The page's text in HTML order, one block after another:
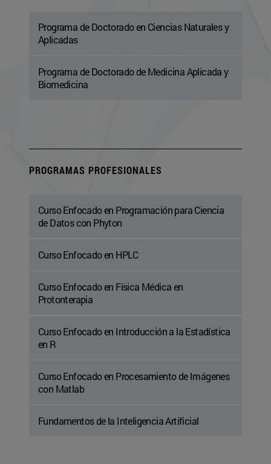
Programa de Doctorado en Ciencias Naturales y
Aplicadas
Programa de Doctorado de Medicina Aplicada y
Biomedicina
PROGRAMAS PROFESIONALES
Curso Enfocado en Programación para Ciencia
de Datos con Phyton
Curso Enfocado en HPLC
Curso Enfocado en Física Médica en
Protonterapia
Curso Enfocado en Introducción a la Estadística
en R
Curso Enfocado en Procesamiento de Imágenes
con Matlab
Fundamentos de la Inteligencia Artificial